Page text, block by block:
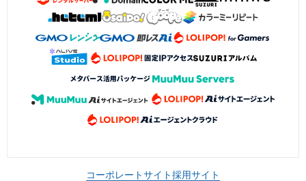
コーポレートサイト採用サイト